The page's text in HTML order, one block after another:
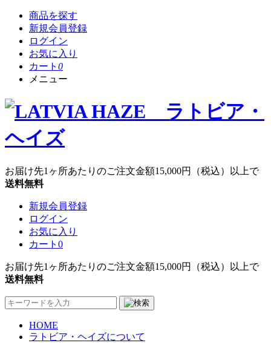
商品を探す
新規会員登録
ログイン
お気に入り
カート 0
メニュー
お届け先1ヶ所あたりのご注文金額15,000円
（税込）以上で
送料無料
新規会員登録
ログイン
お気に入り
カート 0
お届け先1ヶ所あたりのご注文金額15,000円
（税込）以上で
送料無料
HOME
ラトビア・ヘイズについて